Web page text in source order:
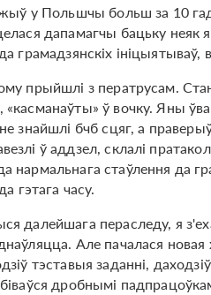
у Польшчы больш за 10
дапамагчы бацьку
грамадзянскіх
прыйшлі з ператрусам.
ў вочку. Яны
знайшлі бчб сцяг, а
ў аддзел, склалі
нармальнага стаўлення да
гэтага часу.
далейшага пераследу, я
Але пачалася новая
тэставыя заданні,
дробнымі